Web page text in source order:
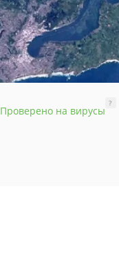
Проверено на вирусы
?